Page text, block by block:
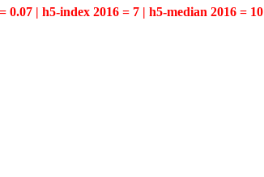
0.07 | h5-index 2016 = 7 | h5-median 2016 = 10